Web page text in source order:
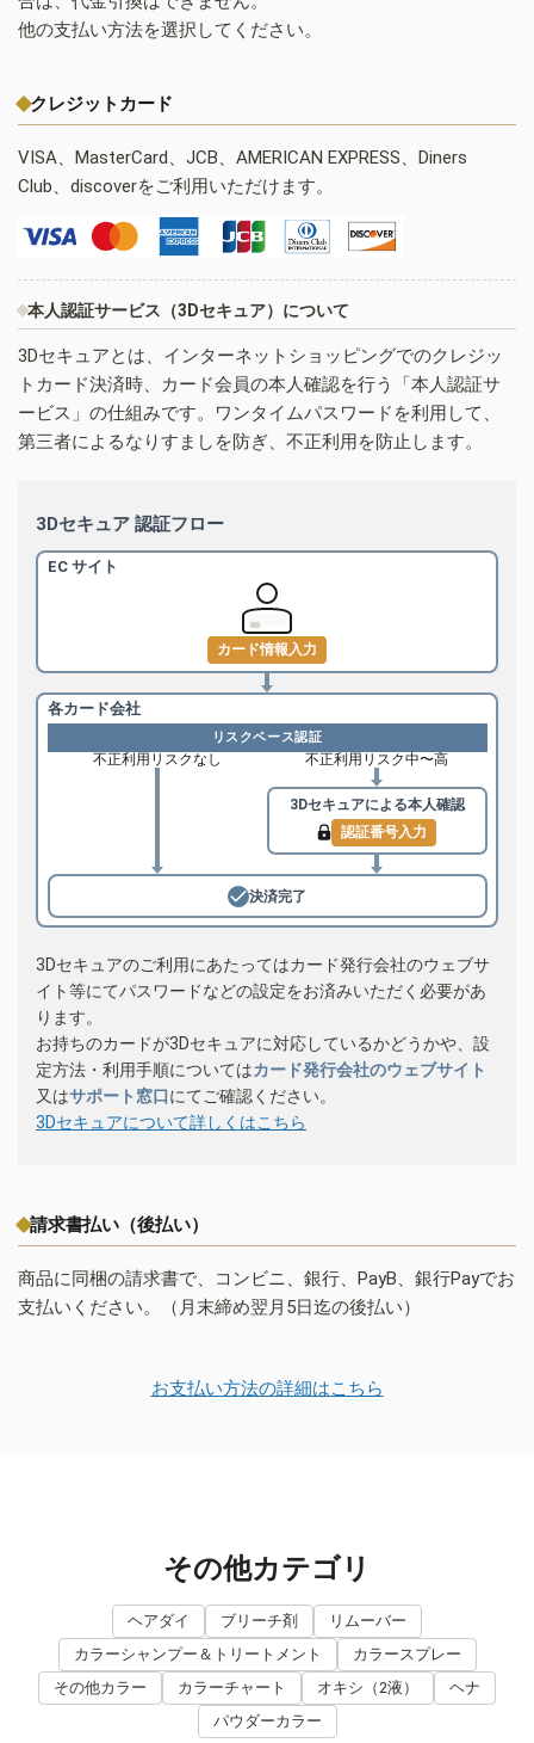
他の支払い方法を選択してください。
クレジットカード
VISA、MasterCard、JCB、AMERICAN EXPRESS、Diners
Club、discoverをご利用いただけます。
本人認証サービス（3Dセキュア）について
3Dセキュアとは、インターネットショッピングでのクレジッ
トカード決済時、カード会員の本人確認を行う「本人認証サ
ービス」の仕組みです。ワンタイムパスワードを利用して、
第三者によるなりすましを防ぎ、不正利用を防止します。
3Dセキュア 認証フロー
EC サイト
カード情報入力
各カード会社
リスクベース認証
不正利用リスクなし 不正利用リスク中〜高
3Dセキュアによる本人確認
認証番号入力
決済完了
3Dセキュアのご利用にあたってはカード発行会社のウェブサ
イト等にてパスワードなどの設定をお済みいただく必要があ
ります。
お持ちのカードが3Dセキュアに対応しているかどうかや、設
定方法・利用手順についてはカード発行会社のウェブサイト
又はサポート窓口にてご確認ください。
3Dセキュアについて詳しくはこちら
請求書払い（後払い）
商品に同梱の請求書で、コンビニ、銀行、PayB、銀行Payでお
支払いください。（月末締め翌月5日迄の後払い）
お支払い方法の詳細はこちら
その他カテゴリ
ヘアダイ ブリーチ剤
リムーバー
カラーシャンプー＆トリートメント
カラースプレー
その他カラー
カラーチャート オキシ（2液）
ヘナ
パウダーカラー